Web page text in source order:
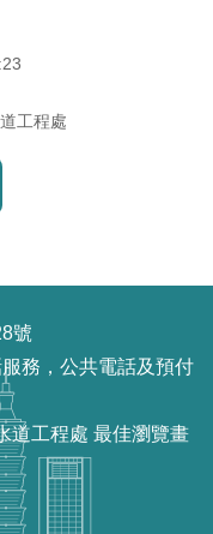
工程處
號
服務，公共電話及預付
道工程處 最佳瀏覽畫